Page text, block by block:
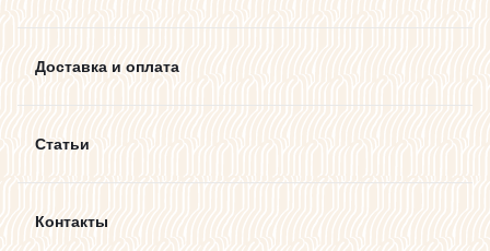
Доставка и оплата
Статьи
Контакты